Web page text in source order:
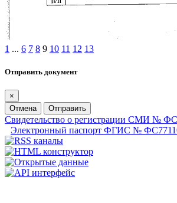
1 ... 6 7 8 9 10 11 12 13
Отправить документ
×
Отмена
Отправить
Свидетельство о регистрации СМИ №
Электронный паспорт ФГИС №